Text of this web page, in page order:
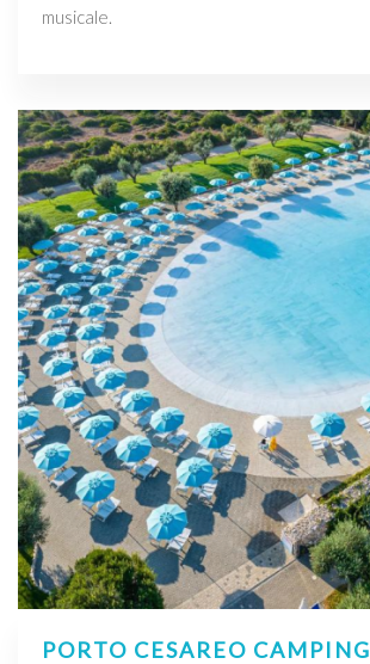
musicale.
PORTO CESAREO CAMPING